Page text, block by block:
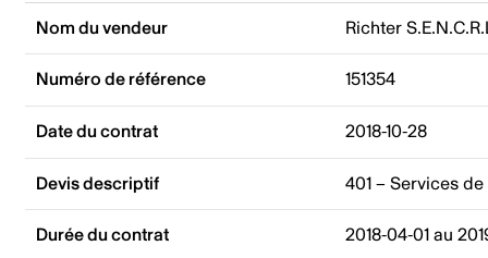
Nom du vendeur Richter
Numéro de référence 151354
Date du contrat 2018-10-28
Devis descriptif 401 – Services
Durée du contrat 2018-04-01 au